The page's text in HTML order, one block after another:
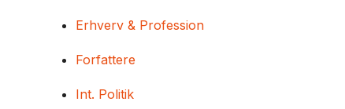
Erhverv & Profession
Forfattere
Int. Politik